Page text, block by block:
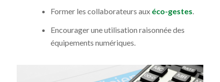
Former les collaborateurs aux éco-gestes.
Encourager une utilisation raisonnée des
équipements numériques.